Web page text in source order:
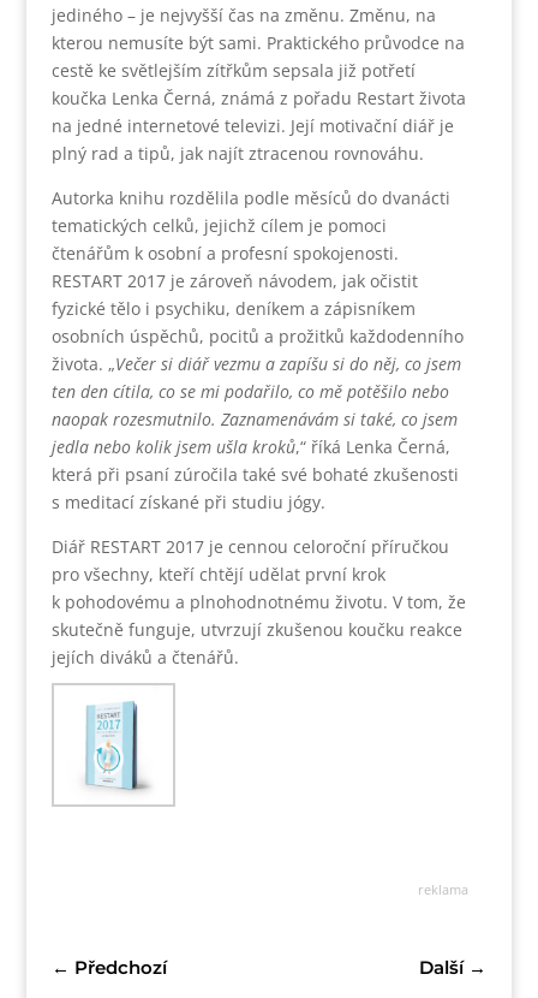
jediného – je nejvyšší čas na změnu. Změnu, na
kterou nemusíte být sami. Praktického průvodce na
cestě ke světlejším zítřkům sepsala již potřetí
koučka Lenka Černá, známá z pořadu Restart života
na jedné internetové televizi. Její motivační diář je
plný rad a tipů, jak najít ztracenou rovnováhu.
Autorka knihu rozdělila podle měsíců do dvanácti
tematických celků, jejichž cílem je pomoci
čtenářům k osobní a profesní spokojenosti.
RESTART 2017 je zároveň návodem, jak očistit
fyzické tělo i psychiku, deníkem a zápisníkem
osobních úspěchů, pocitů a prožitků každodenního
života. „Večer si diář vezmu a zapíšu si do něj, co jsem
ten den cítila, co se mi podařilo, co mě potěšilo nebo
naopak rozesmutnilo. Zaznamenávám si také, co jsem
jedla nebo kolik jsem ušla kroků,“ říká Lenka Černá,
která při psaní zúročila také své bohaté zkušenosti
s meditací získané při studiu jógy.
Diář RESTART 2017 je cennou celoroční příručkou
pro všechny, kteří chtějí udělat první krok
k pohodovému a plnohodnotnému životu. V tom, že
skutečně funguje, utvrzují zkušenou koučku reakce
jejích diváků a čtenářů.
reklama
← Předchozí Další→